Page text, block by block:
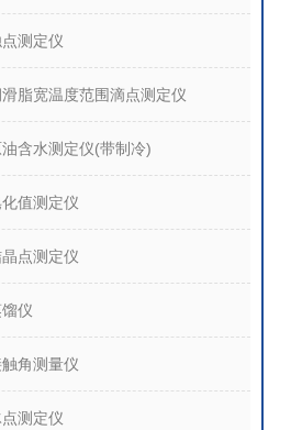
测定仪
脂宽温度范围滴点测定仪
油含水测定仪(带制冷)
值测定仪
点测定仪
仪
角测量仪
点测定仪